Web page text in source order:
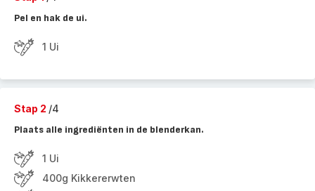
Pel en hak de ui.
1 Ui
Stap 2 /4
Plaats alle ingrediënten in de blenderkan.
1 Ui
400g Kikkererwten